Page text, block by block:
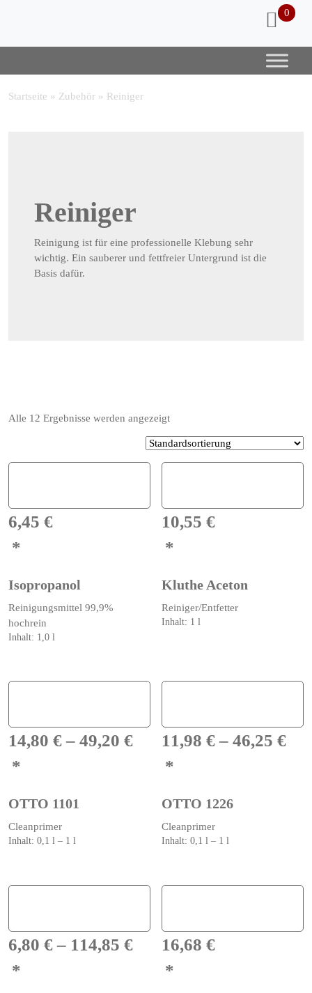
0
Startseite » Zubehör » Reiniger
Reiniger
Reinigung ist für eine professionelle Klebung sehr
wichtig. Ein sauberer und fettfreier Untergrund ist die
Basis dafür.
Alle 12 Ergebnisse werden angezeigt
6,45 €
Isopropanol
Reinigungsmittel 99,9%
hochrein
Inhalt: 1,0 l
10,55€
Kluthe Aceton
Reiniger/Entfetter
Inhalt: 1l
14,80 €– 49,20 €
OTTO 1101
Cleanprimer
Inhalt: 0,1 l – 1 l
weist
auf.
Die
Optionen
11,98€–46,25€
OTTO 1226
Cleanprimer
Inhalt: 0,1l – 1l
weist
auf.
Die
Optionen
6,80 €– 114,85 € 16,68€